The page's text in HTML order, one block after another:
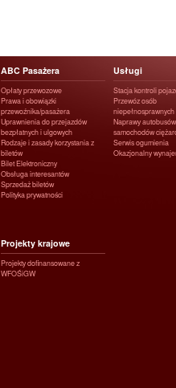
ABC Pasażera
Opłaty przewozowe
Prawa i obowiązki
przewoźnika/pasażera
Uprawnienia do przejazdów
bezpłatnych i ulgowych
Rodzaje i zasady korzystania z
biletów
Bilet Elektroniczny
Obsługa interesantów
Sprzedaż biletów
Polityka prywatności
Usługi
Stacja kontroli
Przewóz osób
niepełnosprawnych
Naprawy
samochodów
Serwis ogumienia
Okazjonalny
Projekty krajowe
Projekty dofinansowane z
WFOŚiGW